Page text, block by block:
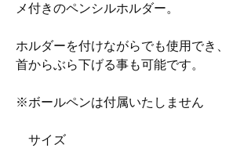
メ付きのペンシルホルダー。
ホルダーを付けながらでも使用でき、
首からぶら下げる事も可能です。
※ボールペンは付属いたしません
サイズ